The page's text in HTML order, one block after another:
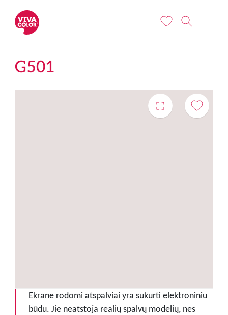
G501
Ekrane rodomi atspalviai yra sukurti elektroniniu
būdu. Jie neatstoja realių spalvų modelių, nes